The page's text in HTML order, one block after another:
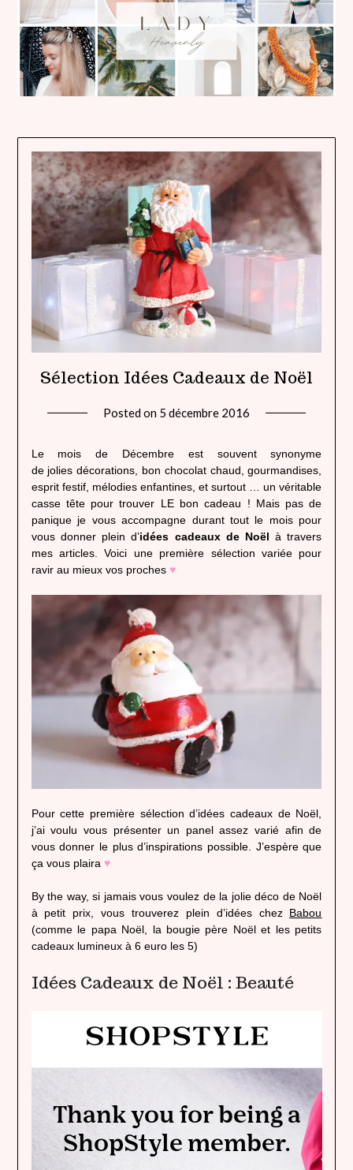
Sélection Idées Cadeaux de Noël
Posted on 5 décembre 2016
heavenly
Le mois de Décembre est souvent synonyme
de jolies décorations, bon chocolat chaud, gourmandises,
esprit festif, mélodies enfantines, et surtout … un véritable
casse tête pour trouver LE bon cadeau ! Mais pas de
panique je vous accompagne durant tout le mois pour
vous donner plein d’idées cadeaux de Noël à travers
mes articles. Voici une première sélection variée pour
ravir au mieux vos proches ♥
Pour cette première sélection d’idées cadeaux de Noël,
j’ai voulu vous présenter un panel assez varié afin de
vous donner le plus d’inspirations possible. J’espère que
ça vous plaira ♥
By the way, si jamais vous voulez de la jolie déco de Noël
à petit prix, vous trouverez plein d’idées chez Babou
(comme le papa Noël, la bougie père Noël et les petits
cadeaux lumineux à 6 euro les 5)
Idées Cadeaux de Noël : Beauté